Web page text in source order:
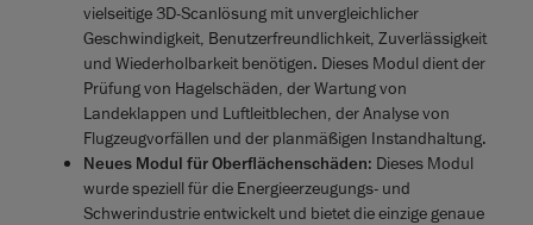
vielseitige 3D-Scanlösung mit unvergleichlicher
Geschwindigkeit, Benutzerfreundlichkeit, Zuverlässigkeit
und Wiederholbarkeit benötigen. Dieses Modul dient der
Prüfung von Hagelschäden, der Wartung von
Landeklappen und Luftleitblechen, der Analyse von
Flugzeugvorfällen und der planmäßigen Instandhaltung.
Neues Modul für Oberflächenschäden: Dieses Modul
wurde speziell für die Energieerzeugungs- und
Schwerindustrie entwickelt und bietet die einzige genaue